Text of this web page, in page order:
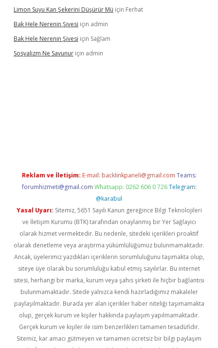
Limon Suyu Kan Şekerini Düşürür Mü için Ferhat
Bak Hele Nerenin Şivesi için admin
Bak Hele Nerenin Şivesi için Sağlam
Sosyalizm Ne Savunur için admin
Reklam ve İletişim: E-mail: backlinkpaneli@gmail.com Teams:
forumhizmeti@gmail.com Whatsapp: 0262 606 0 726 Telegram:
@karabul
Yasal Uyarı: Sitemiz, 5651 Sayılı Kanun gereğince Bilgi Teknolojileri
ve İletişim Kurumu (BTK) tarafından onaylanmış bir Yer Sağlayıcı
olarak hizmet vermektedir. Bu nedenle, sitedeki içerikleri proaktif
olarak denetleme veya araştırma yükümlülüğümüz bulunmamaktadır.
Ancak, üyelerimiz yazdıkları içeriklerin sorumluluğunu taşımakta olup,
siteye üye olarak bu sorumluluğu kabul etmiş sayılırlar. Bu internet
sitesi, herhangi bir marka, kurum veya şahıs şirketi ile hiçbir bağlantısı
bulunmamaktadır. Sitede yalnızca kendi hazırladığımız makaleler
paylaşılmaktadır. Burada yer alan içerikler haber niteliği taşımamakta
olup, gerçek kurum ve kişiler hakkında paylaşım yapılmamaktadır.
Gerçek kurum ve kişiler ile isim benzerlikleri tamamen tesadüfidir.
Sitemiz, kar amacı gütmeyen ve tamamen ücretsiz bir bilgi paylaşım